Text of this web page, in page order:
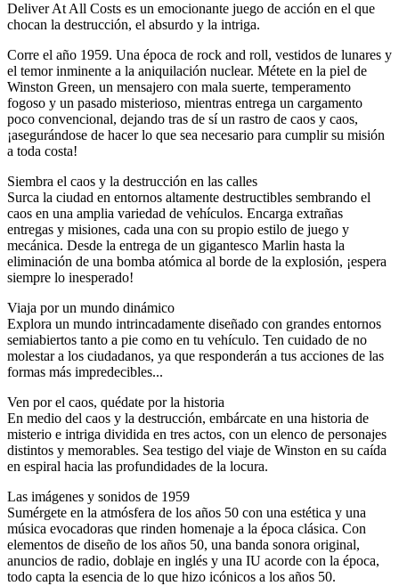
Deliver At All Costs es un emocionante juego de acción en el que
chocan la destrucción, el absurdo y la intriga.
Corre el año 1959. Una época de rock and roll, vestidos de lunares y
el temor inminente a la aniquilación nuclear. Métete en la piel de
Winston Green, un mensajero con mala suerte, temperamento
fogoso y un pasado misterioso, mientras entrega un cargamento
poco convencional, dejando tras de sí un rastro de caos y caos,
¡asegurándose de hacer lo que sea necesario para cumplir su misión
a toda costa!
Siembra el caos y la destrucción en las calles
Surca la ciudad en entornos altamente destructibles sembrando el
caos en una amplia variedad de vehículos. Encarga extrañas
entregas y misiones, cada una con su propio estilo de juego y
mecánica. Desde la entrega de un gigantesco Marlin hasta la
eliminación de una bomba atómica al borde de la explosión, ¡espera
siempre lo inesperado!
Viaja por un mundo dinámico
Explora un mundo intrincadamente diseñado con grandes entornos
semiabiertos tanto a pie como en tu vehículo. Ten cuidado de no
molestar a los ciudadanos, ya que responderán a tus acciones de las
formas más impredecibles...
Ven por el caos, quédate por la historia
En medio del caos y la destrucción, embárcate en una historia de
misterio e intriga dividida en tres actos, con un elenco de personajes
distintos y memorables. Sea testigo del viaje de Winston en su caída
en espiral hacia las profundidades de la locura.
Las imágenes y sonidos de 1959
Sumérgete en la atmósfera de los años 50 con una estética y una
música evocadoras que rinden homenaje a la época clásica. Con
elementos de diseño de los años 50, una banda sonora original,
anuncios de radio, doblaje en inglés y una IU acorde con la época,
todo capta la esencia de lo que hizo icónicos a los años 50.